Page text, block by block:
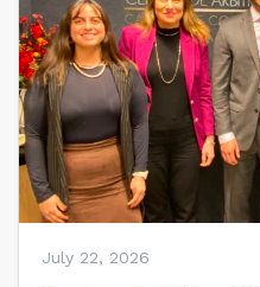
July 22, 2026